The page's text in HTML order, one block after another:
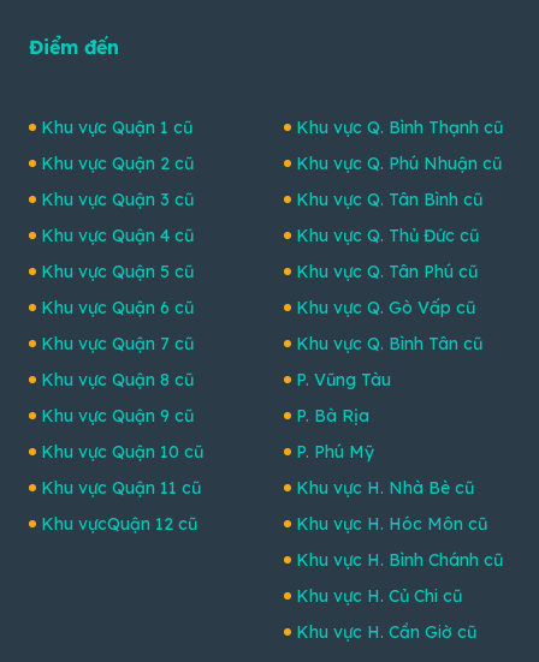
Điểm đến
Khu vực Quận 1 cũ
Khu vực Quận 2 cũ
Khu vực Quận 3 cũ
Khu vực Quận 4 cũ
Khu vực Quận 5 cũ
Khu vực Quận 6 cũ
Khu vực Quận 7 cũ
Khu vực Quận 8 cũ
Khu vực Quận 9 cũ
Khu vực Quận 10 cũ
Khu vực Quận 11 cũ
Khu vựcQuận 12 cũ
Khu vực Q. Bình Thạnh cũ
Khu vực Q. Phú Nhuận cũ
Khu vực Q. Tân Bình cũ
Khu vực Q. Thủ Đức cũ
Khu vực Q. Tân Phú cũ
Khu vực Q. Gò Vấp cũ
Khu vực Q. Bình Tân cũ
P. Vũng Tàu
P. Bà Rịa
P. Phú Mỹ
Khu vực H. Nhà Bè cũ
Khu vực H. Hóc Môn cũ
Khu vực H. Bình Chánh cũ
Khu vực H. Củ Chi cũ
Khu vực H. Cần Giờ cũ